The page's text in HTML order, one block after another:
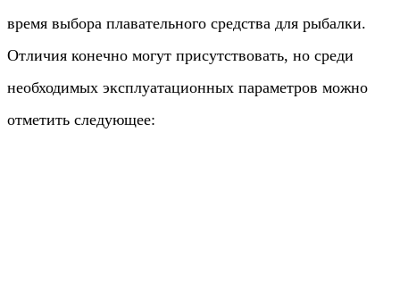
время выбора плавательного средства для рыбалки.
Отличия конечно могут присутствовать, но среди
необходимых эксплуатационных параметров можно
отметить следующее: